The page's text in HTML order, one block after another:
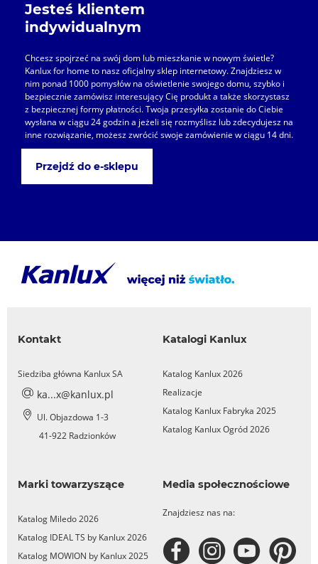
Jesteś klientem
indywidualnym
Chcesz spojrzeć na swój dom lub mieszkanie w nowym świetle?
Kanlux for home to nasz oficjalny sklep internetowy. Znajdziesz w
nim ponad 1000 pomysłów na oświetlenie swojego domu, szybko i
bezpiecznie zamówisz interesujący Cię produkt a także skorzystasz
z bezpiecznej formy płatności. Twoja przesyłka zostanie do Ciebie
wysłana w ciągu 24 godzin a jeżeli się rozmyślisz lub zdecydujesz na
inne rozwiązanie, możesz zwrócić swoje zamówienie w ciągu 14 dni.
Przejdź do e-sklepu
Kontakt
Siedziba główna Kanlux SA
ka...x@kanlux.pl
Ul. Objazdowa 1-3
41-922 Radzionków
Katalogi Kanlux
Katalog Kanlux 2026
Realizacje
Katalog Kanlux Fabryka 2025
Katalog Kanlux Ogród 2026
Marki towarzyszące
Katalog Miledo 2026
Katalog IDEAL TS by Kanlux 2026
Katalog MOWION by Kanlux 2025
Media społecznościowe
Znajdziesz nas na: